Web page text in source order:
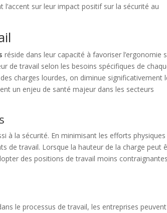
sur leur impact positif sur la sécurité au
réside dans leur capacité à favoriser l’ergonomie
de travail selon les besoins spécifiques de
charges lourdes, on diminue significativement
un enjeu de santé majeur dans les secteurs
à la sécurité. En minimisant les efforts physiques
de travail. Lorsque la hauteur de la charge peut
des positions de travail moins
le processus de travail, les entreprises peuvent